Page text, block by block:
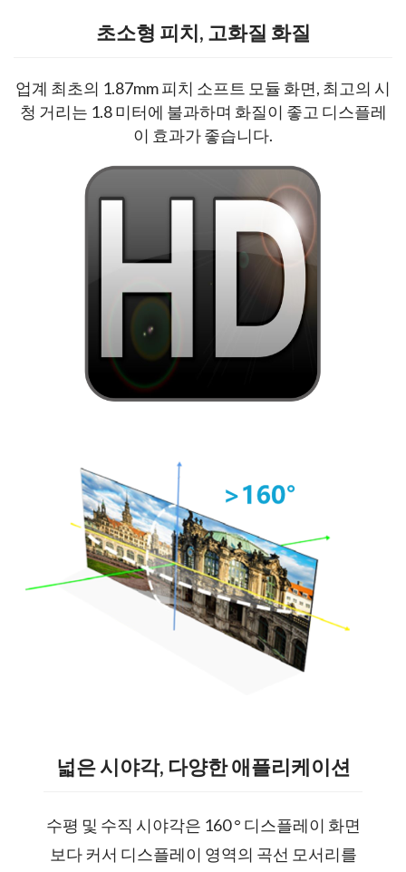
초소형 피치, 고화질 화질
업계 최초의 1.87mm 피치 소프트 모듈 화면, 최고의 시
청 거리는 1.8 미터에 불과하며 화질이 좋고 디스플레
이 효과가 좋습니다.
넓은 시야각, 다양한 애플리케이션
수평 및 수직 시야각은 160 ° 디스플레이 화면
보다 커서 디스플레이 영역의 곡선 모서리를